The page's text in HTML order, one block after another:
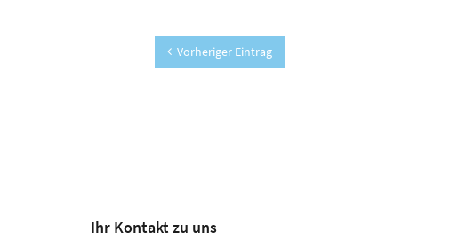
Vorheriger Eintrag
Ihr Kontakt zu uns